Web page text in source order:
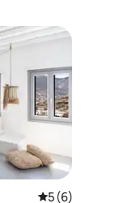
5 de uma
5 (6)